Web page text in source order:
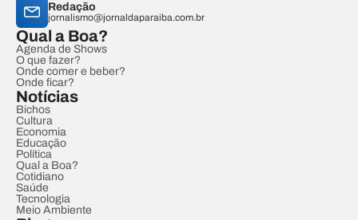
Redação
jornalismo@jornaldaparaiba.com.br
Qual a Boa?
Agenda de Shows
O que fazer?
Onde comer e beber?
Onde ficar?
Notícias
Bichos
Cultura
Economia
Educação
Política
Qual a Boa?
Cotidiano
Saúde
Tecnologia
Meio Ambiente